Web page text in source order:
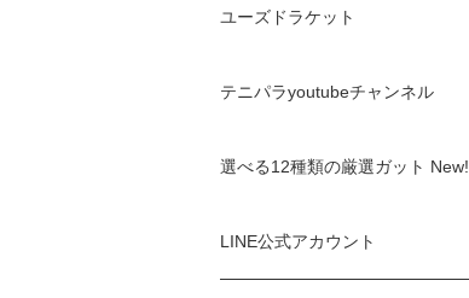
ユーズドラケット
テニパラyoutubeチャンネル
選べる12種類の厳選ガット New!
LINE公式アカウント